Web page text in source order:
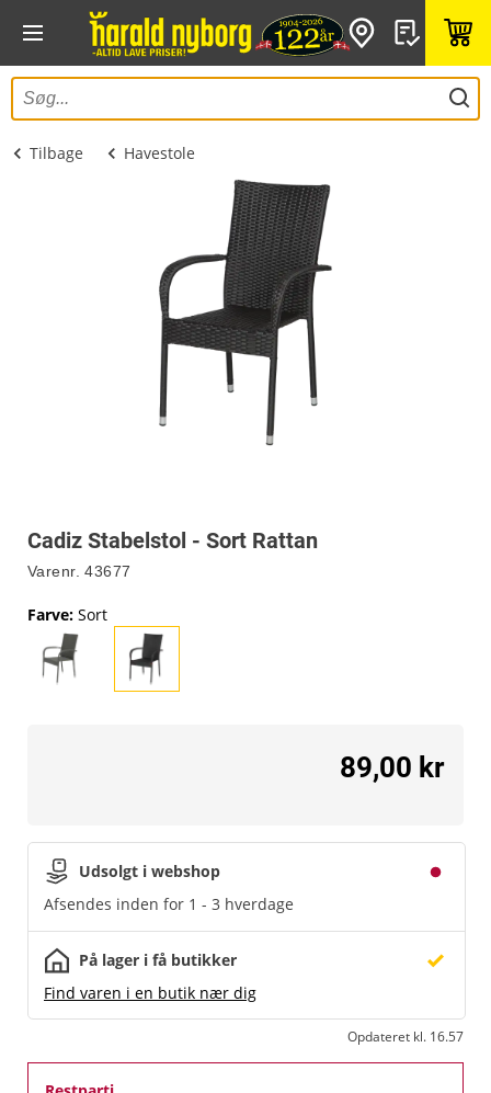
Tilbage Havestole
Cadiz Stabelstol - Sort Rattan
Varenr. 43677
Farve: Sort
Udsolgt i webshop
Afsendes inden for 1 - 3 hverdage
På lager i få butikker
Find varen i en butik nær dig
Opdateret kl. 16.57
89,00 kr